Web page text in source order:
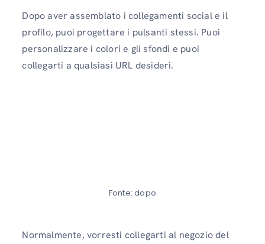
Dopo aver assemblato i collegamenti social e il
profilo, puoi progettare i pulsanti stessi. Puoi
personalizzare i colori e gli sfondi e puoi
collegarti a qualsiasi URL desideri.
Fonte: dopo
Normalmente, vorresti collegarti al negozio del